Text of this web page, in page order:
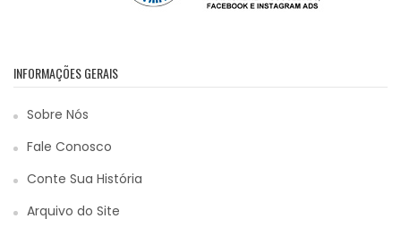
INFORMAÇÕES GERAIS
Sobre Nós
Fale Conosco
Conte Sua História
Arquivo do Site